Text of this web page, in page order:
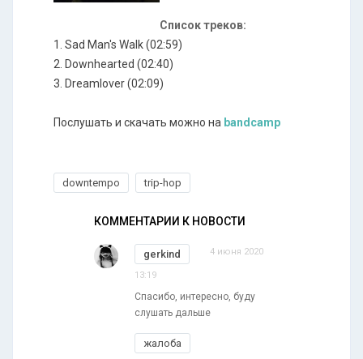
Список треков:
1. Sad Man's Walk (02:59)
2. Downhearted (02:40)
3. Dreamlover (02:09)
Послушать и скачать можно на bandcamp
downtempo trip-hop
КОММЕНТАРИИ К НОВОСТИ
gerkind 4 июня 2020
13:19
Спасибо, интересно, буду
слушать дальше
жалоба